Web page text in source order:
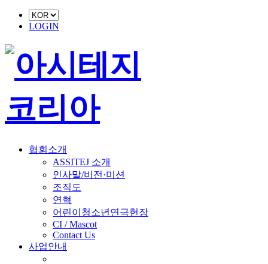
LOGIN
협회소개
ASSITEJ 소개
인사말/비전·미션
조직도
연혁
어린이청소년연극헌장
CI / Mascot
Contact Us
사업안내